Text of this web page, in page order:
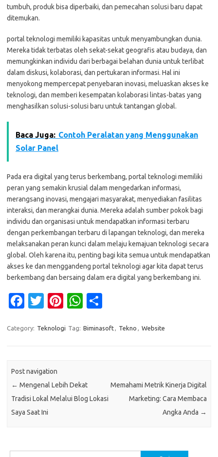
tumbuh, produk bisa diperbaiki, dan pemecahan solusi baru dapat
ditemukan.
portal teknologi memiliki kapasitas untuk menyambungkan dunia.
Mereka tidak terbatas oleh sekat-sekat geografis atau budaya, dan
memungkinkan individu dari berbagai belahan dunia untuk terlibat
dalam diskusi, kolaborasi, dan pertukaran informasi. Hal ini
menyokong mempercepat penyebaran inovasi, meluaskan akses ke
teknologi, dan memberi kesempatan kolaborasi lintas-batas yang
menghasilkan solusi-solusi baru untuk tantangan global.
Baca Juga: Contoh Peralatan yang Menggunakan
Solar Panel
Pada era digital yang terus berkembang, portal teknologi memiliki
peran yang semakin krusial dalam mengedarkan informasi,
merangsang inovasi, mengajari masyarakat, menyediakan fasilitas
interaksi, dan merangkai dunia. Mereka adalah sumber pokok bagi
individu dan organisasi untuk mendapatkan informasi terbaru
dengan perkembangan terbaru di lapangan teknologi, dan mereka
melaksanakan peran kunci dalam melaju kemajuan teknologi secara
global. Oleh karena itu, penting bagi kita semua untuk mendapatkan
akses ke dan menggandeng portal teknologi agar kita dapat terus
berkembang dan bersaing dalam era digital yang berkembang ini.
Fa
e
o
k
T
it
Pi
er
W
at
p
p
ar
Category: Teknologi Tag: Biminasoft, Tekno , Website
Post navigation
← Mengenal Lebih Dekat
Tradisi Lokal Melalui Blog Lokasi
Saya Saat Ini
Memahami Metrik Kinerja Digital
Marketing: Cara Membaca
Angka Anda →